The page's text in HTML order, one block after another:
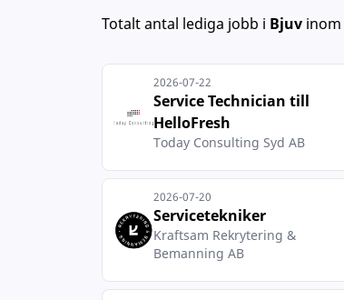
Totalt antal lediga jobb i Bjuv inom
2026-07-22
Service Technician till
HelloFresh
Today Consulting Syd AB
2026-07-20
Servicetekniker
Kraftsam Rekrytering &
Bemanning AB